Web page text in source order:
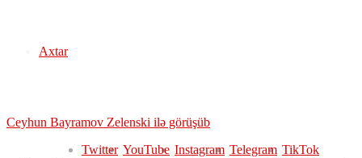
Axtar
Ceyhun Bayramov Zelenski ilə görüşüb
TikTok
Telegram
Instagram
YouTube
Twitter